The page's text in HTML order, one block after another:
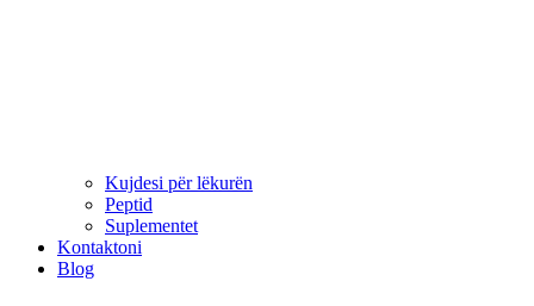
Kujdesi për lëkurën
Peptid
Suplementet
Kontaktoni
Blog